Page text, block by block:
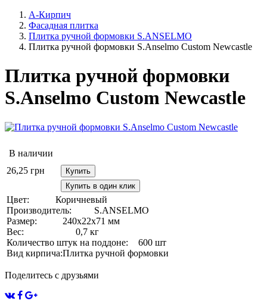
А-Кирпич
Фасадная плитка
Плитка ручной формовки S.ANSELMO
Плитка ручной формовки S.Anselmo Custom Newcastle
Плитка ручной формовки
S.Anselmo Custom Newcastle
В наличии
26,25 грн
Купить
Купить в один клик
Цвет:
Коричневый
Производитель:
S.ANSELMO
Размер:
240х22х71 мм
Вес:
0,7 кг
Количество штук на поддоне:
600 шт
Вид кирпича:Плитка ручной формовки
Поделитесь с друзьями